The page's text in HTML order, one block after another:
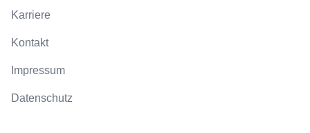
Karriere
Kontakt
Impressum
Datenschutz